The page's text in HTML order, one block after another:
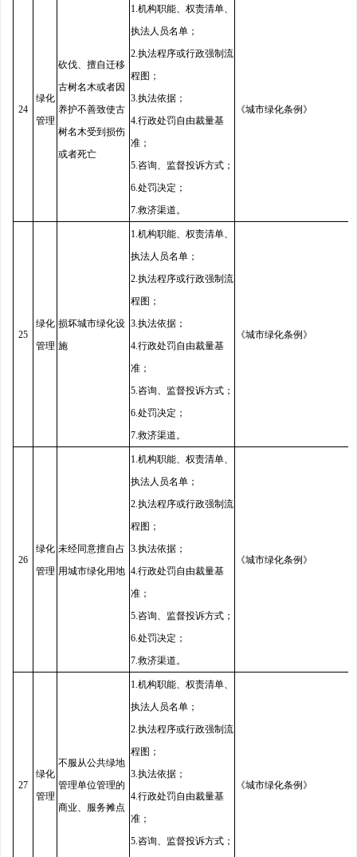
24
绿化
管理
砍伐、擅自迁移
古树名木或者因
养护不善致使古
树名木受到损伤
或者死亡
1.机构职能、权责清单、
执法人员名单；
2.执法程序或行政强制流
程图；
3.执法依据；
4.行政处罚自由裁量基
准；
5.咨询、监督投诉方式；
6.处罚决定；
7.救济渠道。
《城市绿化条例》
25
绿化
管理
损坏城市绿化设
施
1.机构职能、权责清单、
执法人员名单；
2.执法程序或行政强制流
程图；
3.执法依据；
4.行政处罚自由裁量基
准；
5.咨询、监督投诉方式；
6.处罚决定；
7.救济渠道。
《城市绿化条例》
26
绿化
管理
未经同意擅自占
用城市绿化用地
1.机构职能、权责清单、
执法人员名单；
2.执法程序或行政强制流
程图；
3.执法依据；
4.行政处罚自由裁量基
准；
5.咨询、监督投诉方式；
6.处罚决定；
7.救济渠道。
《城市绿化条例》
27
绿化
管理
不服从公共绿地
管理单位管理的
商业、服务摊点
1.机构职能、权责清单、
执法人员名单；
2.执法程序或行政强制流
程图；
3.执法依据；
4.行政处罚自由裁量基
准；
5.咨询、监督投诉方式；
《城市绿化条例》